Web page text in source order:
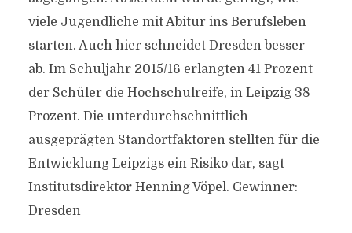
viele Jugendliche mit Abitur ins Berufsleben
starten. Auch hier schneidet Dresden besser
ab. Im Schuljahr 2015/16 erlangten 41 Prozent
der Schüler die Hochschulreife, in Leipzig 38
Prozent. Die unterdurchschnittlich
ausgeprägten Standortfaktoren stellten für die
Entwicklung Leipzigs ein Risiko dar, sagt
Institutsdirektor Henning Vöpel. Gewinner:
Dresden